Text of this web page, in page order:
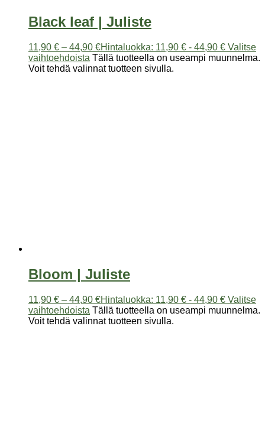
Black leaf | Juliste
11,90 € – 44,90 €Hintaluokka: 11,90 € - 44,90 € Valitse
vaihtoehdoista Tällä tuotteella on useampi muunnelma.
Voit tehdä valinnat tuotteen sivulla.
Bloom | Juliste
11,90 € – 44,90 €Hintaluokka: 11,90 € - 44,90 € Valitse
vaihtoehdoista Tällä tuotteella on useampi muunnelma.
Voit tehdä valinnat tuotteen sivulla.